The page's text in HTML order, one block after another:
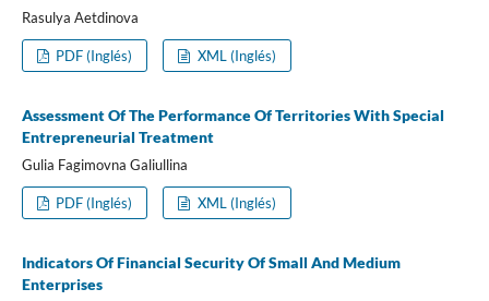
Rasulya Aetdinova
PDF (Inglés) XML (Inglés)
Assessment Of The Performance Of Territories With Special
Entrepreneurial Treatment
Gulia Fagimovna Galiullina
PDF (Inglés) XML (Inglés)
Indicators Of Financial Security Of Small And Medium
Enterprises